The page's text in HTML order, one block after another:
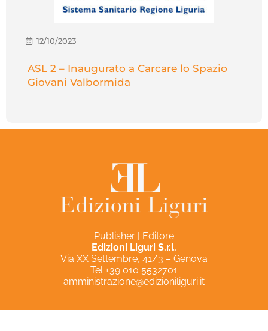
12/10/2023
ASL 2 – Inaugurato a Carcare lo Spazio
Giovani Valbormida
Publisher | Editore
Edizioni Liguri S.r.l.
Via XX Settembre, 41/3 – Genova
Tel +39 010 5532701
amministrazione@edizioniliguri.it
Privacy Policy